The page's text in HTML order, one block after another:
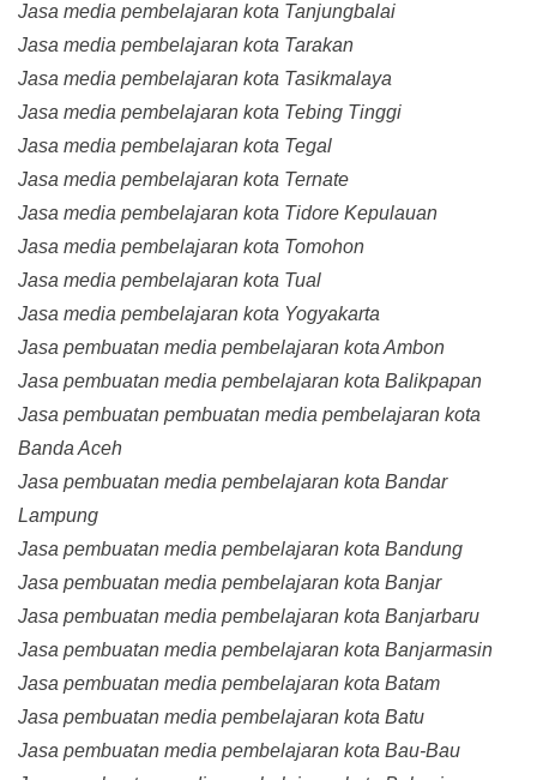
Jasa media pembelajaran kota Tanjungbalai
Jasa media pembelajaran kota Tarakan
Jasa media pembelajaran kota Tasikmalaya
Jasa media pembelajaran kota Tebing Tinggi
Jasa media pembelajaran kota Tegal
Jasa media pembelajaran kota Ternate
Jasa media pembelajaran kota Tidore Kepulauan
Jasa media pembelajaran kota Tomohon
Jasa media pembelajaran kota Tual
Jasa media pembelajaran kota Yogyakarta
Jasa pembuatan media pembelajaran kota Ambon
Jasa pembuatan media pembelajaran kota Balikpapan
Jasa pembuatan pembuatan media pembelajaran kota
Banda Aceh
Jasa pembuatan media pembelajaran kota Bandar
Lampung
Jasa pembuatan media pembelajaran kota Bandung
Jasa pembuatan media pembelajaran kota Banjar
Jasa pembuatan media pembelajaran kota Banjarbaru
Jasa pembuatan media pembelajaran kota Banjarmasin
Jasa pembuatan media pembelajaran kota Batam
Jasa pembuatan media pembelajaran kota Batu
Jasa pembuatan media pembelajaran kota Bau-Bau